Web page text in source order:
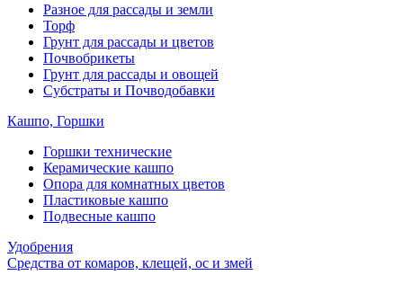
Разное для рассады и земли
Торф
Грунт для рассады и цветов
Почвобрикеты
Грунт для рассады и овощей
Субстраты и Почводобавки
Кашпо, Горшки
Горшки технические
Керамические кашпо
Опора для комнатных цветов
Пластиковые кашпо
Подвесные кашпо
Удобрения
Средства от комаров, клещей, ос и змей